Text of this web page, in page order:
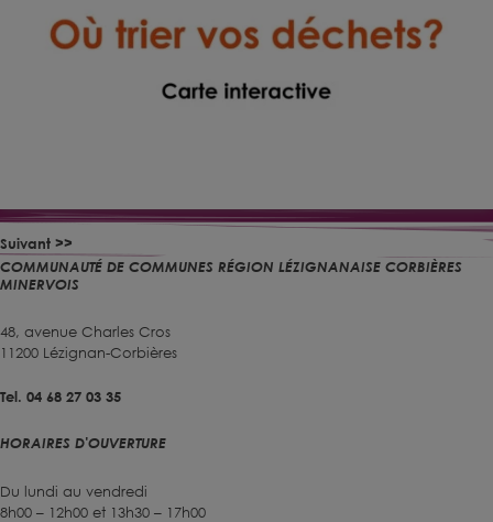
Suivant >>
COMMUNAUTÉ DE COMMUNES RÉGION LÉZIGNANAISE CORBIÈRES
MINERVOIS
48, avenue Charles Cros
11200 Lézignan-Corbières
Tel. 04 68 27 03 35
HORAIRES D'OUVERTURE
Du lundi au vendredi
8h00 – 12h00 et 13h30 – 17h00